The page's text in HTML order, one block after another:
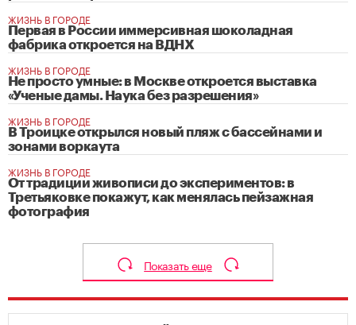
ЖИЗНЬ В ГОРОДЕ
Первая в России иммерсивная шоколадная
фабрика откроется на ВДНХ
ЖИЗНЬ В ГОРОДЕ
Не просто умные: в Москве откроется выставка
«Ученые дамы. Наука без разрешения»
ЖИЗНЬ В ГОРОДЕ
В Троицке открылся новый пляж с бассейнами и
зонами воркаута
ЖИЗНЬ В ГОРОДЕ
От традиции живописи до экспериментов: в
Третьяковке покажут, как менялась пейзажная
фотография
Показать еще